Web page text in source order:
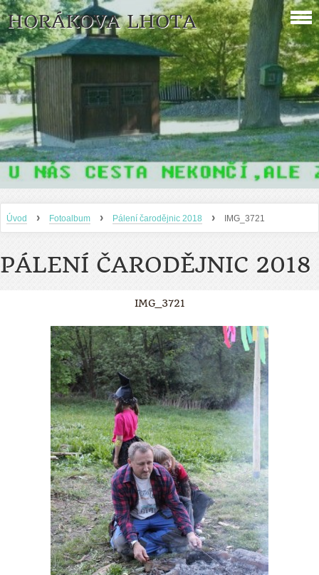
HORÁKOVA LHOTA
Úvod › Fotoalbum › Pálení čarodějnic 2018 › IMG_3721
PÁLENÍ ČARODĚJNIC 2018
IMG_3721